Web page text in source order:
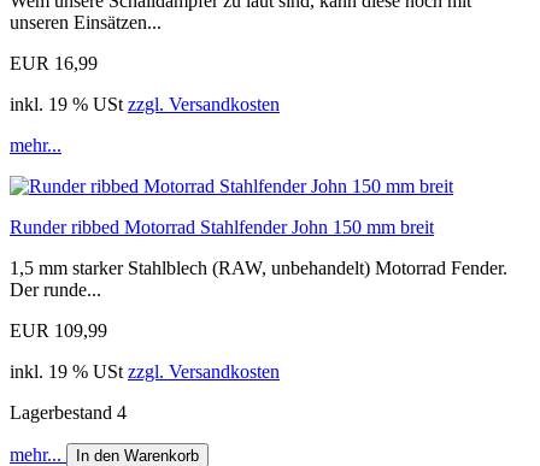
unseren Einsätzen...
EUR 16,99
inkl. 19 % USt zzgl. Versandkosten
mehr...
Runder ribbed Motorrad Stahlfender John 150 mm breit
1,5 mm starker Stahlblech (RAW, unbehandelt) Motorrad Fender.
Der runde...
EUR 109,99
inkl. 19 % USt zzgl. Versandkosten
Lagerbestand 4
mehr... In den Warenkorb